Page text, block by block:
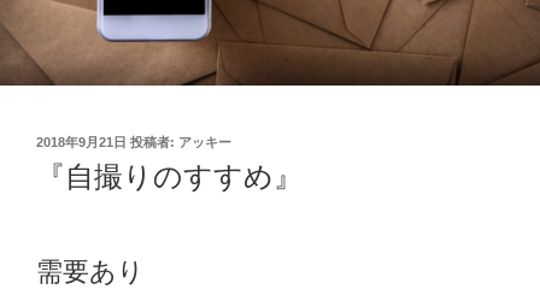
投
2018年9月21日 投稿者: アッキー
『自撮りのすすめ』
需要あり